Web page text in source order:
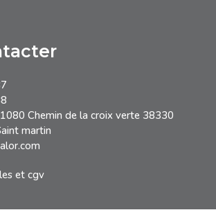
Chemin de la croix verte 38330
martin
et cgv